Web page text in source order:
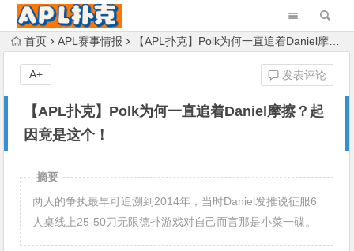
首页 APL赛事情报 【APL扑克】Polk为何一直追着Daniel摩擦？起因竟是这个！
【APL扑克】Polk为何一直追着Daniel摩擦？起
因竟是这个！
发表评论
A+
摘要
两人的争执最早可追溯到2014年，当时Daniel发推说征服6
人桌线上25-50刀无限德扑游戏对自己而言那是小菜一碟。